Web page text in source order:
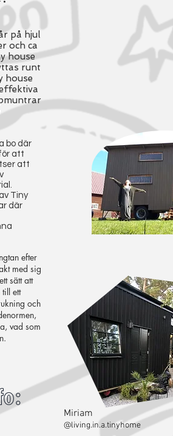
på hjul
och ca
house
runt
house
bo där
att
att
Tiny
där
efter
med sig
sätt att
ett
och
vad som
Miriam
@living.in.a.tinyhome